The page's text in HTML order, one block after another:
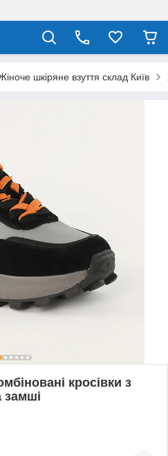
шкіряне взуття склад Київ
кросівки з
замші